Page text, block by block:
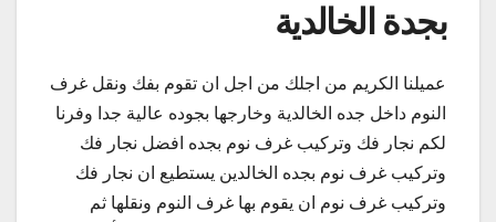
بجدة الخالدية
عميلنا الكريم من اجلك من اجل ان تقوم بفك ونقل غرف
النوم داخل جده الخالدية وخارجها بجوده عالية جدا وفرنا
لكم نجار فك وتركيب غرف نوم بجده افضل نجار فك
وتركيب غرف نوم بجده الخالدين يستطيع ان نجار فك
وتركيب غرف نوم ان يقوم بها غرف النوم ونقلها ثم